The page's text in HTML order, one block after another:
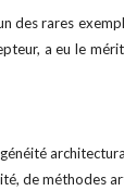
des rares
a eu le
de méthodes